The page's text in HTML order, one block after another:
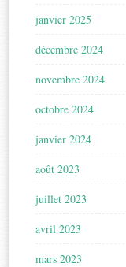
janvier 2025
décembre 2024
novembre 2024
octobre 2024
janvier 2024
août 2023
juillet 2023
avril 2023
mars 2023